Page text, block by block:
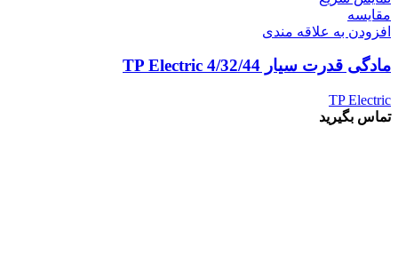
مقايسه
افزودن به علاقه مندی
مادگی قدرت سیار 4/32/44 TP Electric
TP Electric
تماس بگیرید